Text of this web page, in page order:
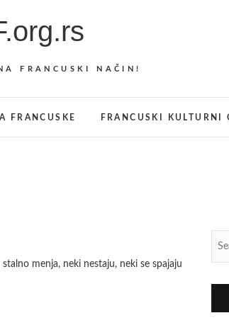
FRANCUSKI NAČIN!
FRANCUSKE FRANCUSKI KULTURNI
menja, neki nestaju, neki se spajaju